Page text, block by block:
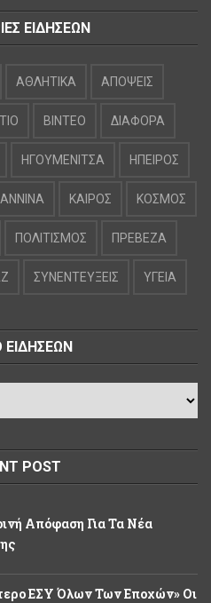
ΕΙΔΗΣΕΩΝ
ΑΘΛΗΤΙΚΑ ΑΠΟΨΕΙΣ
ΒΙΝΤΕΟ ΔΙΑΦΟΡΑ
ΗΓΟΥΜΕΝΙΤΣΑ ΗΠΕΙΡΟΣ
ΚΑΙΡΟΣ ΚΟΣΜΟΣ
ΠΟΛΙΤΙΣΜΟΣ ΠΡΕΒΕΖΑ
ΣΥΝΕΝΤΕΥΞΕΙΣ ΥΓΕΙΑ
ΕΙΔΗΣΕΩΝ
POST
Απόφαση Για Τα Νέα
ΕΣΥ Όλων Των Εποχών» Οι